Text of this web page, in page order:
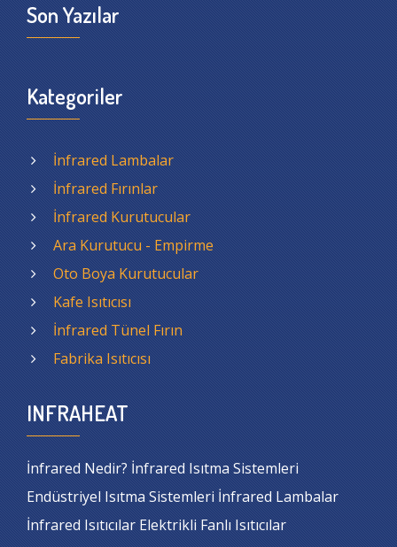
Son Yazılar
Kategoriler
İnfrared Lambalar
İnfrared Fırınlar
İnfrared Kurutucular
Ara Kurutucu - Empirme
Oto Boya Kurutucular
Kafe Isıtıcısı
İnfrared Tünel Fırın
Fabrika Isıtıcısı
INFRAHEAT
İnfrared Nedir? İnfrared Isıtma Sistemleri
Endüstriyel Isıtma Sistemleri İnfrared Lambalar
İnfrared Isıtıcılar Elektrikli Fanlı Isıtıcılar